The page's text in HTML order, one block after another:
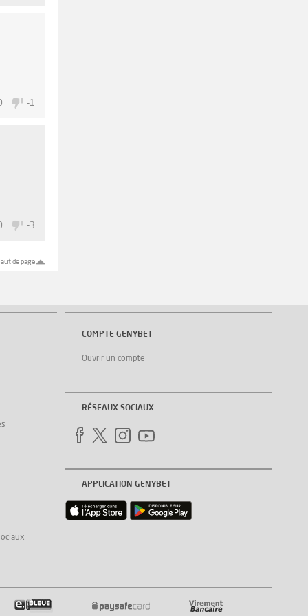
-1
-3
de page
COMPTE GENYBET
Ouvrir un compte
RÉSEAUX SOCIAUX
APPLICATION GENYBET